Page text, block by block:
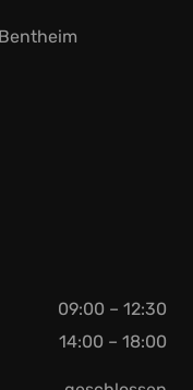
09:00 – 12:30
14:00 – 18:00